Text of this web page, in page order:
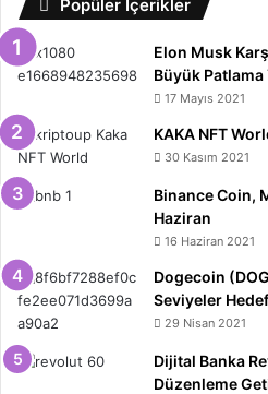
Popüler İçerikler
Elon Musk
Büyük Patlama
17 Mayıs 2021
KAKA NFT
30 Kasım 2021
Binance Coin,
Haziran
16 Haziran 2021
Dogecoin
Seviyeler
29 Nisan 2021
Dijital Banka
Düzenleme